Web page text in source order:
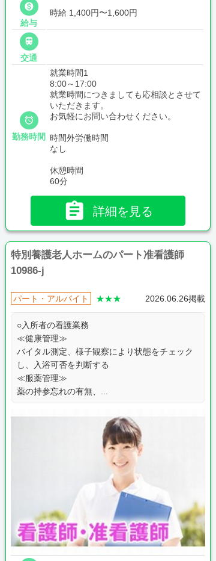

給与
時給 1,400円〜1,600円

交通

勤務時間
就業時間1
8:00～17:00
就業時間につきましても応相談とさせて
いただきます。
お気軽にお問い合わせください。
時間外労働時間
なし
休憩時間
60分
 詳細を見る
特別養護老人ホームのパート准看護師
10986-j
パート・アルバイト ★★★ 2026.06.26掲載
○入所者の看護業務
≪健康管理≫
バイタル測定、様子観察により状態をチェック
し、入浴可否を判断する
≪服薬管理≫
薬の持参忘れの有無、...